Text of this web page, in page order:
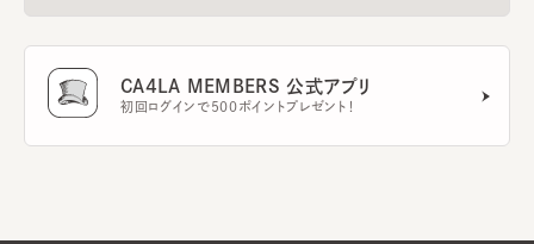
CA4LA MEMBERS 公式アプリ
初回ログインで500ポイントプレゼント！